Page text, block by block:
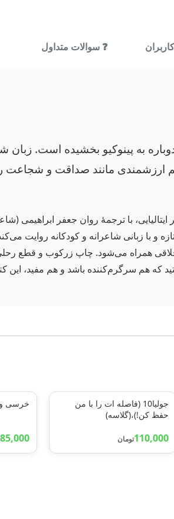
❓ سوالات متداول
به پینوکیو بخشیده است. زبان
ارزشمندی مانند صداقت و
با ترجمهٔ روان جعفر ابراهیمی
و با زبانی شاعرانه و کودکانه روایت
همراه می‌شود. چاپ زرکوب و قطع
هم سرگرم‌کننده باشد و هم مفید، این کتاب
جولیا10 (فاصله ات را با من
حفظ کن!)،(گلاسه)
110,000تومان
خرسی
85,000